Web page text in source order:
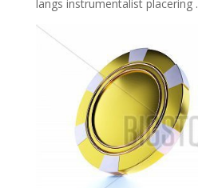
langs instrumentalist placering .